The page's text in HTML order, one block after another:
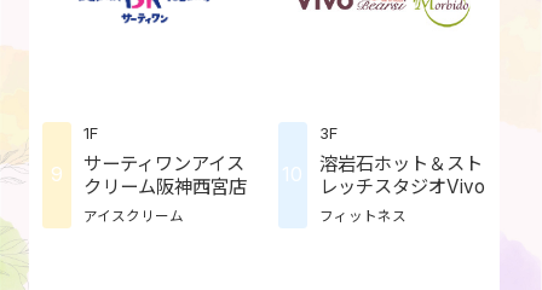
9
1F
サーティワンアイス
クリーム阪神西宮店
アイスクリーム
10
3F
溶岩石ホット＆スト
レッチスタジオVivo
フィットネス